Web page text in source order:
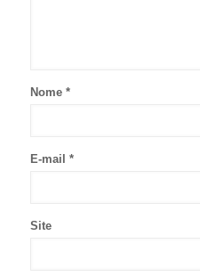
Nome *
E-mail *
Site